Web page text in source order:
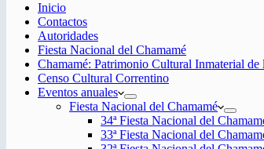
Inicio
Contactos
Autoridades
Fiesta Nacional del Chamamé
Chamamé: Patrimonio Cultural Inmaterial de
Censo Cultural Correntino
Eventos anuales
Fiesta Nacional del Chamamé
34ª Fiesta Nacional del
33ª Fiesta Nacional del